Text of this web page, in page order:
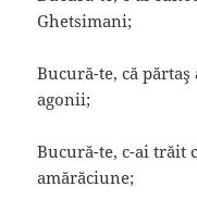
Ghetsimani;
Bucură-te, că
agonii;
Bucură-te, c-ai trăit
amărăciune;